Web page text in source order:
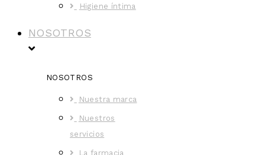
Higiene íntima
NOSOTROS
NOSOTROS
Nuestra marca
Nuestros
servicios
La farmacia